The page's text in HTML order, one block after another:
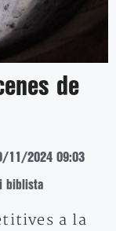
de
11/2024 09:03
i biblista
a la